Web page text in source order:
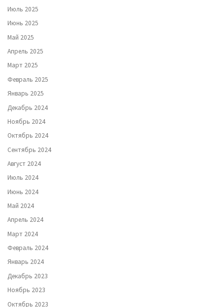
Июль 2025
Июнь 2025
Май 2025
Апрель 2025
Март 2025
Февраль 2025
Январь 2025
Декабрь 2024
Ноябрь 2024
Октябрь 2024
Сентябрь 2024
Август 2024
Июль 2024
Июнь 2024
Май 2024
Апрель 2024
Март 2024
Февраль 2024
Январь 2024
Декабрь 2023
Ноябрь 2023
Октябрь 2023